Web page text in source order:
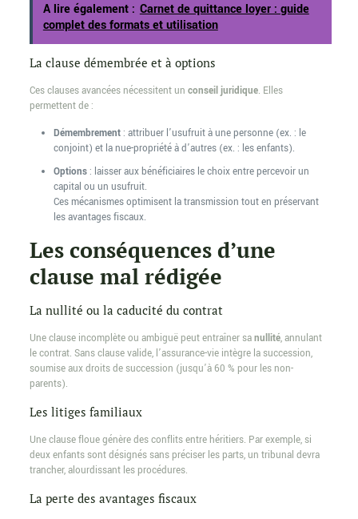
A lire également : Carnet de quittance loyer : guide
complet des formats et utilisation
La clause démembrée et à options
Ces clauses avancées nécessitent un conseil juridique. Elles
permettent de :
Démembrement: attribuer l’usufruit à une personne (ex. : le
conjoint) et la nue-propriété à d’autres (ex. : les enfants).
Options: laisser aux bénéficiaires le choix entre percevoir un
capital ou un usufruit.
Ces mécanismes optimisent la transmission tout en préservant
les avantages fiscaux.
Les conséquences d’une
clause mal rédigée
La nullité ou la caducité du contrat
Une clause incomplète ou ambiguë peut entraîner sanullité, annulant
le contrat. Sans clause valide, l’assurance-vie intègre la succession,
soumise aux droits de succession (jusqu’à 60 % pour les non-
parents).
Les litiges familiaux
Une clause floue génère des conflits entre héritiers. Par exemple, si
deux enfants sont désignés sans préciser les parts, un tribunal devra
trancher, alourdissant les procédures.
La perte des avantages fiscaux